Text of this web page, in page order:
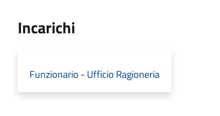
Incarichi
Funzionario - Ufficio Ragioneria